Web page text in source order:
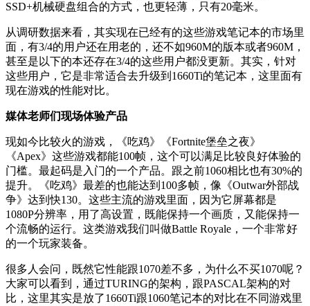
SSD+机械硬盘组合的方式，也更轻薄，只有20毫米。
从调研数据来看，其实现在已经有的这些游戏笔记本的市场里
面，有3/4的用户还在用老的，还不如960M的版本或者960M，
甚至是以下的本还存在3/4的这些用户都没更新。其实，针对
这些用户，它是非常适合去升级到1660Ti的笔记本，这里面有
现在游戏的性能对比。
媒体老师们现场体验产品
现如今比较火的游戏，《吃鸡》《Fortnite堡垒之夜》
《Apex》这些游戏都能100帧，这个可以满足比较良好体验的
门槛。最起码是入门的一个产品。跟之前1060相比也有30%的
提升。《吃鸡》最差的也能达到100多帧，像《Outwar外部战
争》达到快130。这些主流的游戏里面，因为它屏幕都是
1080P分辨率，用了高设置，既能保持一个画质，又能保持一
个流畅的运行。这类游戏我们叫做Battle Royale，一个非常好
的一个玩家装备。
很多人会问，既然它性能跟1070差不多，为什么不买1070呢？
大家可以看到，通过TURING的架构，跟PASCAL架构的对
比，这里其实是放了1660Ti跟1060笔记本的对比在不同游戏里